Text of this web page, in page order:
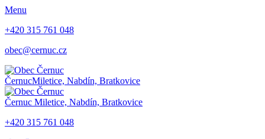
Menu
+420 315 761 048
obec@cernuc.cz
ČernucMiletice, Nabdín, Bratkovice
Černuc Miletice, Nabdín, Bratkovice
+420 315 761 048